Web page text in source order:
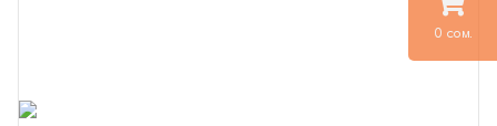
0 сом.